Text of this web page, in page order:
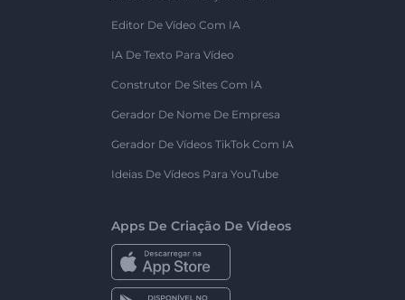
Editor De Vídeo Com IA
IA De Texto Para Vídeo
Construtor De Sites Com IA
Gerador De Nome De Empresa
Gerador De Vídeos TikTok Com IA
Ideias De Vídeos Para YouTube
Apps De Criação De Vídeos